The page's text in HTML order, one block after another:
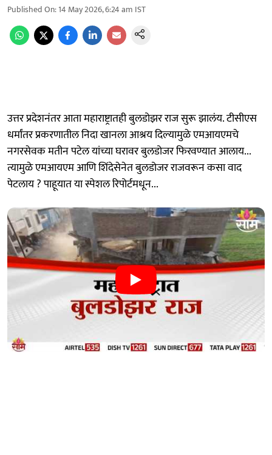
Published On:14 May 2026, 6:24 am IST
उत्तर प्रदेशनंतर आता महाराष्ट्रातही बुलडोझर राज सुरू झालंय. टीसीएस
धर्मांतर प्रकरणातील निदा खानला आश्रय दिल्यामुळे एमआयएमचे
नगरसेवक मतीन पटेल यांच्या घरावर बुलडोजर फिरवण्यात आलाय...
त्यामुळे एमआयएम आणि शिंदेसेनेत बुलडोजर राजवरून कसा वाद
पेटलाय ? पाहूयात या स्पेशल रिपोर्टमधून...